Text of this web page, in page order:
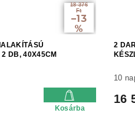
18 376
Ft
–13
%
DB, 40X45CM
Kosárba
2
10
16